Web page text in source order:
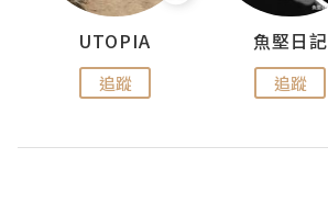
UTOPIA
追蹤
魚堅日記
追蹤